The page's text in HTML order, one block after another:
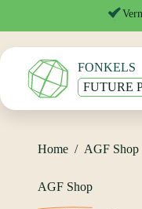
de
inhoud
FONKELS
FUTURE
Home / AGF Shop
AGF Shop